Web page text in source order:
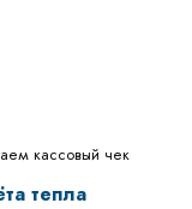
кассовый чек
тепла